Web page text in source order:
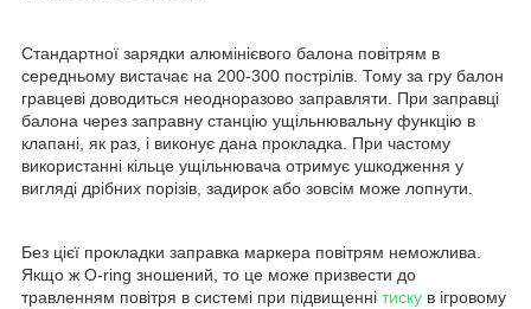
Стандартної зарядки алюмінієвого балона повітрям в
середньому вистачає на 200-300 пострілів. Тому за гру балон
гравцеві доводиться неодноразово заправляти. При заправці
балона через заправну станцію ущільнювальну функцію в
клапані, як раз, і виконує дана прокладка. При частому
використанні кільце ущільнювача отримує ушкодження у
вигляді дрібних порізів, задирок або зовсім може лопнути.
Без цієї прокладки заправка маркера повітрям неможлива.
Якщо ж O-ring зношений, то це може призвести до
травленням повітря в системі при підвищенні тиску в ігровому